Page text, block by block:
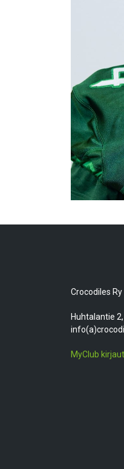
Crocodiles Ry
Huhtalantie
MyClub